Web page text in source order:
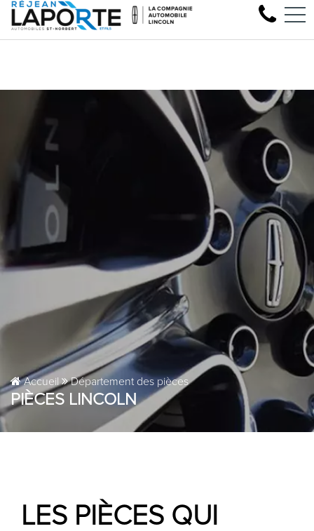
Venez faire l'essai de votre
1881 Rue Principale, Saint-Norbert, QC, CA J0K 3C0
EN
Accueil Département des pièces
PIÈCES LINCOLN
LES PIÈCES QUI